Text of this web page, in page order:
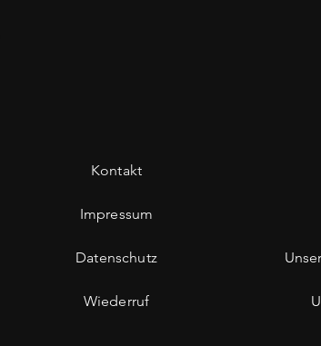
Kontakt
Impressum
Datenschutz
Wiederruf